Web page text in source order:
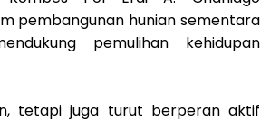
pembangunan hunian sementara
pemulihan kehidupan
tetapi juga turut berperan aktif